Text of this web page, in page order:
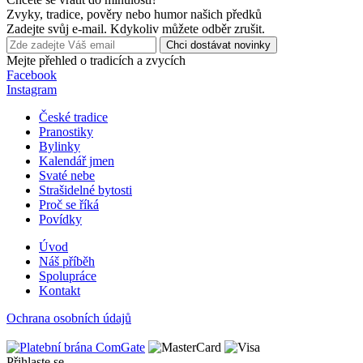
Zvyky, tradice, pověry nebo humor našich předků
Zadejte svůj e-mail. Kdykoliv můžete odběr zrušit.
Chci dostávat novinky
Mejte přehled o tradicích a zvycích
Facebook
Instagram
České tradice
Pranostiky
Bylinky
Kalendář jmen
Svaté nebe
Strašidelné bytosti
Proč se říká
Povídky
Úvod
Náš příběh
Spolupráce
Kontakt
Ochrana osobních údajů